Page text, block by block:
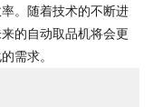
。随着技术的不断进
的自动取品机将会更
需求。